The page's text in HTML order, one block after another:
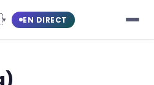
▾ EN DIRECT